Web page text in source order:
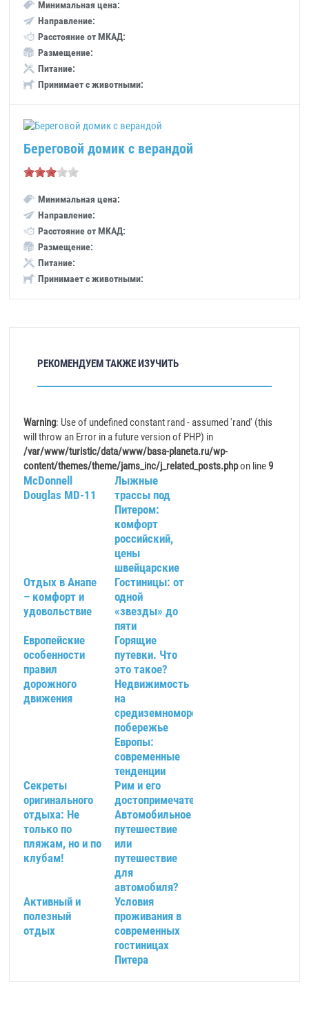
Минимальная цена:
Направление:
Расстояние от МКАД:
Размещение:
Питание:
Принимает с животными:
Береговой домик с верандой
Минимальная цена:
Направление:
Расстояние от МКАД:
Размещение:
Питание:
Принимает с животными:
РЕКОМЕНДУЕМ ТАКЖЕ ИЗУЧИТЬ
Warning: Use of undefined constant rand - assumed 'rand' (this
will throw an Error in a future version of PHP) in
/var/www/turistic/data/www/basa-planeta.ru/wp-
content/themes/theme/jams_inc/j_related_posts.phpon line9
McDonnell
Douglas MD-11
Лыжные
трассы под
Питером:
комфорт
российский,
цены
швейцарские
Отдых в Анапе
– комфорт и
удовольствие
Гостиницы: от
одной
«звезды» до
пяти
Европейские
особенности
правил
дорожного
движения
Горящие
путевки. Что
это такое?
Недвижимость
на
средиземноморском
побережье
Европы:
современные
тенденции
Секреты
оригинального
отдыха: Не
только по
пляжам, но и по
клубам!
Рим и его
достопримечательности
Автомобильное
путешествие
или
путешествие
для
автомобиля?
Активный и
полезный
отдых
Условия
проживания в
современных
гостиницах
Питера